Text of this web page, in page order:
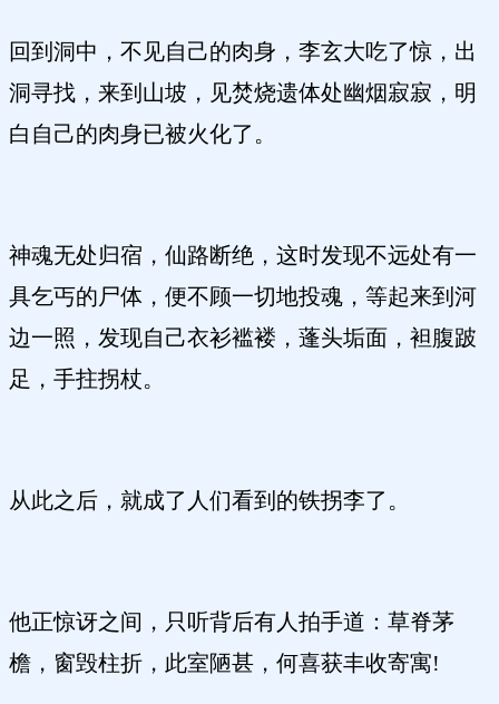
回到洞中，不见自己的肉身，李玄大吃了惊，出
洞寻找，来到山坡，见焚烧遗体处幽烟寂寂，明
白自己的肉身已被火化了。
神魂无处归宿，仙路断绝，这时发现不远处有一
具乞丐的尸体，便不顾一切地投魂，等起来到河
边一照，发现自己衣衫褴褛，蓬头垢面，袒腹跛
足，手拄拐杖。
从此之后，就成了人们看到的铁拐李了。
他正惊讶之间，只听背后有人拍手道：草脊茅
檐，窗毁柱折，此室陋甚，何喜获丰收寄寓!